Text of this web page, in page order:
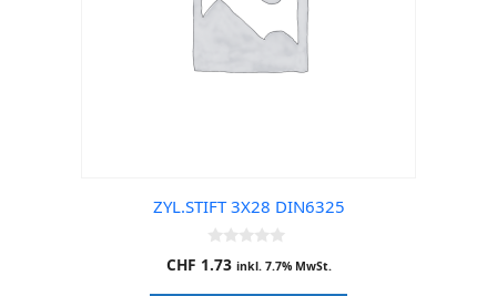
ZYL.STIFT 3X28 DIN6325
0
o
CHF 1.73 inkl. 7.7% MwSt.